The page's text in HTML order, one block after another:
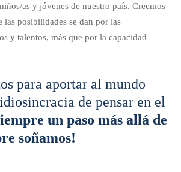
as y jóvenes de nuestro país. Creemos
las posibilidades se dan por las
y talentos, más que por la capacidad
para aportar al mundo
de pensar en el
un paso más allá de
soñamos!